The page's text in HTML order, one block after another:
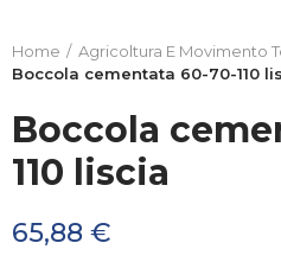
Home
Agricoltura E Movimento
Boccola cementata 60-70-110
Boccola
110 liscia
65,88 €